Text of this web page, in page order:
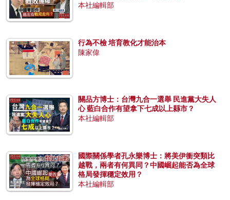
本社編輯部
行為不檢 培育教化才能治本
陳家偉
關品方博士：台灣九合一選舉 民進黨大失人
心 藍白合作有望拿下七成以上縣市？
本社編輯部
國際關係學者孔永樂博士：將美伊衝突類比
越戰，兩者有何異同？中國崛起能否為全球
格局發揮穩定效用？
本社編輯部